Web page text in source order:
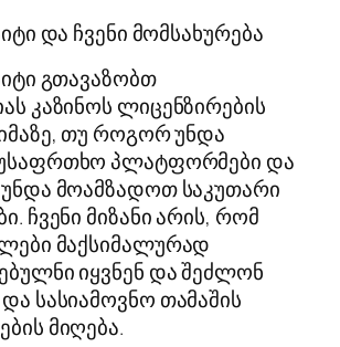
და ჩვენი მომსახურება
გთავაზობთ
კაზინოს ლიცენზირების
თუ როგორ უნდა
პლატფორმები და
მოამზადოთ საკუთარი
ჩვენი მიზანი არის, რომ
მაქსიმალურად
იყვნენ და შეძლონ
სასიამოვნო თამაშის
მიღება.